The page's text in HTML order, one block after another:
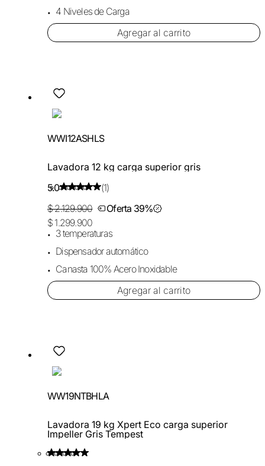
4 Niveles de Carga
Agregar al carrito
WWI12ASHLS
Lavadora 12 kg carga superior gris
5.0
(1)
$ 2.129.900
Oferta 39%
$ 1.299.900
3 temperaturas
Dispensador automático
Canasta 100% Acero Inoxidable
Agregar al carrito
WW19NTBHLA
Lavadora 19 kg Xpert Eco carga superior
Impeller Gris Tempest